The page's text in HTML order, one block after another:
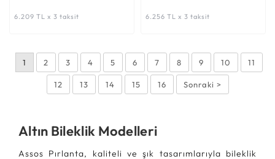
6.209 TL x 3 taksit 6.256 TL x 3 taksit
1 2 3 4 5 6 7 8 9 10 11
12 13 14 15 16 Sonraki >
Altın Bileklik Modelleri
Assos Pırlanta, kaliteli ve şık tasarımlarıyla bileklik